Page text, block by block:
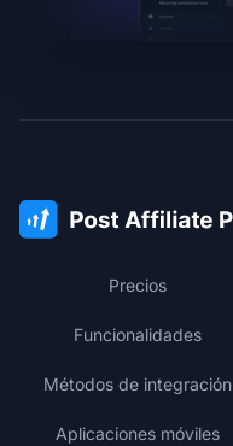
Precios
Funcionalidades
Métodos de integración
Aplicaciones móviles